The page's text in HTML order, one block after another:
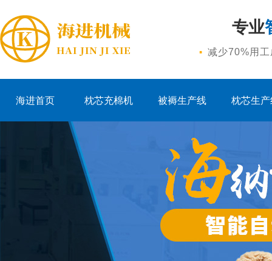
专业
· 减少70%用
海进首页 枕芯充棉机 被褥生产线 枕芯生产